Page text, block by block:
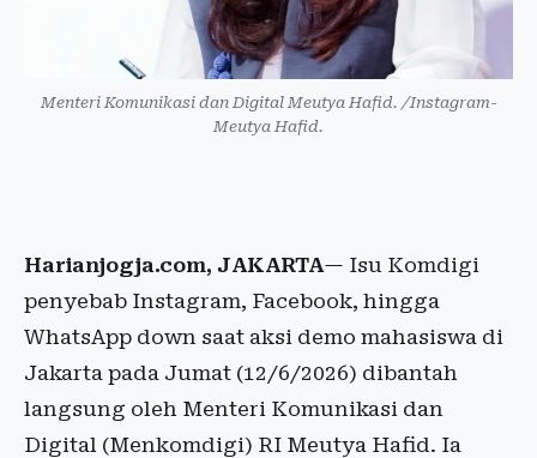
Menteri Komunikasi dan Digital Meutya Hafid. /Instagram-
Meutya Hafid.
Harianjogja.com, JAKARTA— Isu Komdigi
penyebab Instagram, Facebook, hingga
WhatsApp down saat aksi demo mahasiswa di
Jakarta pada Jumat (12/6/2026) dibantah
langsung oleh Menteri Komunikasi dan
Digital (Menkomdigi) RI Meutya Hafid. Ia